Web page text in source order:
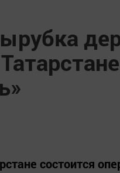
состоится